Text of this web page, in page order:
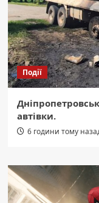
Події
автівки.
6 години тому